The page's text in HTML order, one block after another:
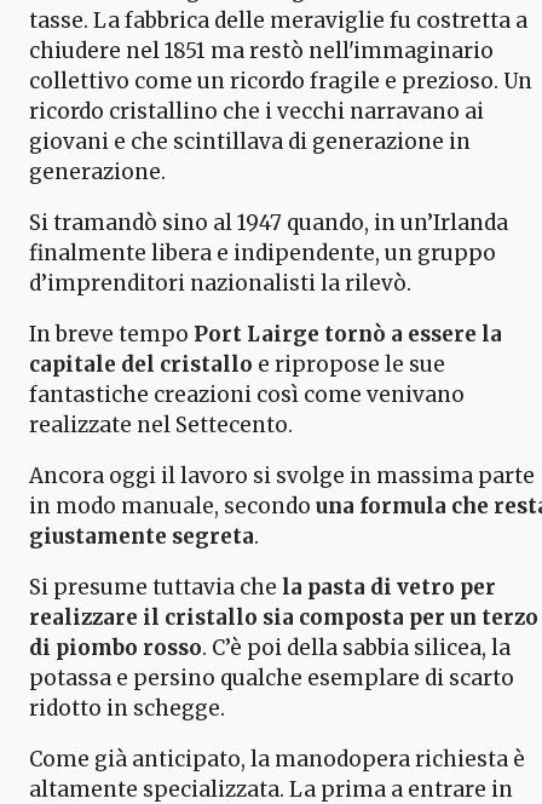
tasse. La fabbrica delle meraviglie fu costretta a
chiudere nel 1851 ma restò nell'immaginario
collettivo come un ricordo fragile e prezioso. Un
ricordo cristallino che i vecchi narravano ai
giovani e che scintillava di generazione in
generazione.
Si tramandò sino al 1947 quando, in un’Irlanda
finalmente libera e indipendente, un gruppo
d’imprenditori nazionalisti la rilevò.
In breve tempo Port Lairge tornò a essere la
capitale del cristallo e ripropose le sue
fantastiche creazioni così come venivano
realizzate nel Settecento.
Ancora oggi il lavoro si svolge in massima parte
in modo manuale, secondo una formula che
giustamente segreta.
Si presume tuttavia che la pasta di vetro per
realizzare il cristallo sia composta per un terzo
di piombo rosso. C’è poi della sabbia silicea, la
potassa e persino qualche esemplare di scarto
ridotto in schegge.
Come già anticipato, la manodopera richiesta è
altamente specializzata. La prima a entrare in